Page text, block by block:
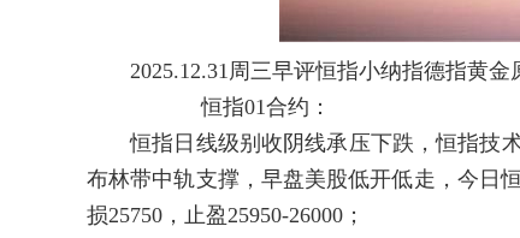
2025.12.31周三早评恒指小纳指德指黄金
恒指01合约：
恒指日线级别收阴线承压下跌，恒指技术
布林带中轨支撑，早盘美股低开低走，今日
损25750，止盈25950-26000；